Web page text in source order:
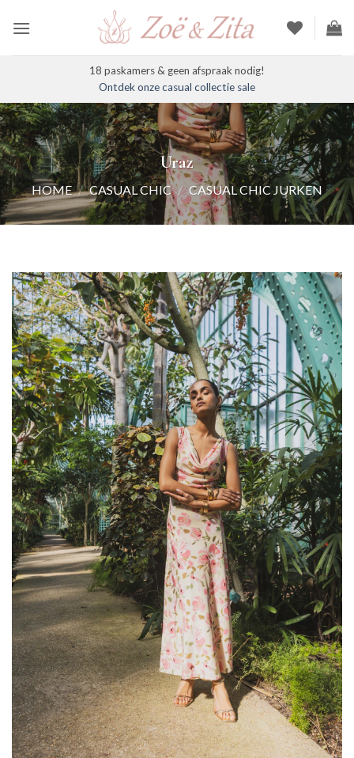
naar
18 paskamers & geen afspraak nodig!
Ontdek onze casual collectie sale
Uraz
HOME / CASUAL CHIC / CASUAL CHIC JURKEN